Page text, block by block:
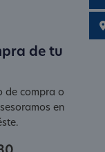
de tu
de compra o
en